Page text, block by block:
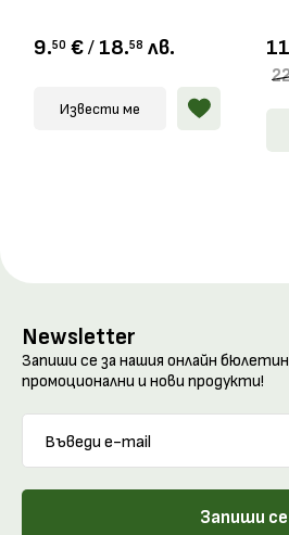
9.50 €/ 18.58 лв.
Извести ме
Newsletter
Запиши се за нашия онлайн бюлетин
промоционални и нови продукти!
Запиши се